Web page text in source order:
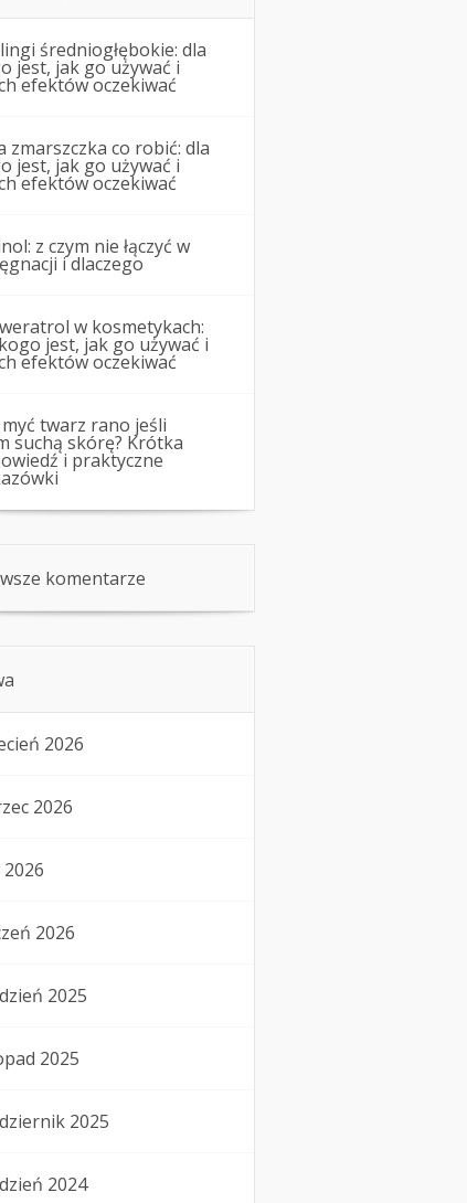
średniogłębokie: dla
jest, jak go używać i
efektów oczekiwać
zmarszczka co robić: dla
jest, jak go używać i
efektów oczekiwać
z czym nie łączyć w
i dlaczego
w kosmetykach:
jest, jak go używać i
efektów oczekiwać
myć twarz rano jeśli
suchą skórę? Krótka
i praktyczne
komentarze
2026
2026
2026
2025
2025
2025
2024